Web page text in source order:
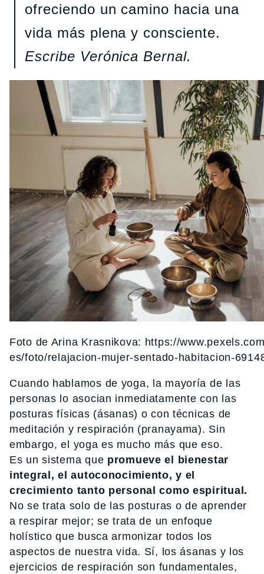
ofreciendo un camino hacia una
vida más plena y consciente.
Escribe Verónica Bernal.
Foto de Arina Krasnikova: https://
es/foto/relajacion-mujer-sentado-habitacion-
Cuando hablamos de yoga, la mayoría de las
personas lo asocian inmediatamente con las
posturas físicas (ásanas) o con técnicas de
meditación y respiración (pranayama). Sin
embargo, el yoga es mucho más que eso.
Es un sistema que promueve el bienestar
integral, el autoconocimiento, y el
crecimiento tanto personal como espiritual.
No se trata solo de las posturas o de aprender
a respirar mejor; se trata de un enfoque
holístico que busca armonizar todos los
aspectos de nuestra vida. Sí, los ásanas y los
ejercicios de respiración son fundamentales,